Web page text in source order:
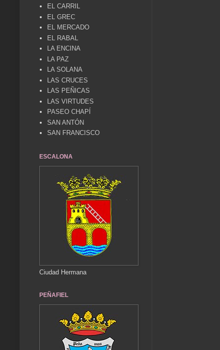
EL CARRIL
EL GREC
EL MERCADO
EL RABAL
LA ENCINA
LA PAZ
LA SOLANA
LAS CRUCES
LAS PEÑICAS
LAS VIRTUDES
PASEO CHAPÍ
SAN ANTÓN
SAN FRANCISCO
ESCALONA
Ciudad Hermana
PEÑAFIEL